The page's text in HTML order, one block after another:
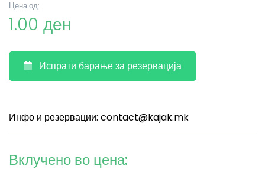
Цена од:
1.00 ден
Испрати барање за резервација
Инфо и резервации: contact@kajak.mk
Вклучено во цена: